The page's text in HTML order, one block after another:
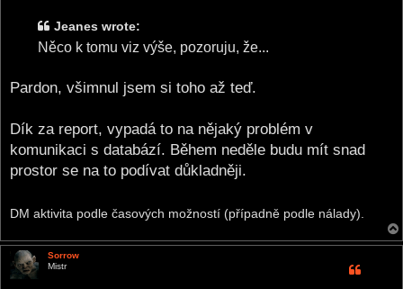
Jeanes wrote:
Něco k tomu viz výše, pozoruju, že...
Pardon, všimnul jsem si toho až teď.
Dík za report, vypadá to na nějaký problém v
komunikaci s databází. Během neděle budu mít snad
prostor se na to podívat důkladněji.
DM aktivita podle časových možností (případně podle nálady).
Sorrow
Mistr